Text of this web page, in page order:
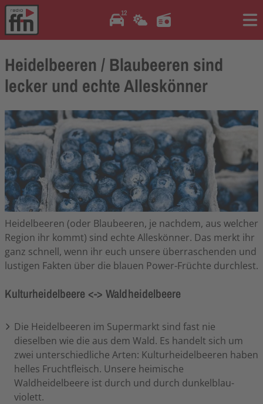
12
Heidelbeeren / Blaubeeren sind
lecker und echte Alleskönner
Heidelbeeren (oder Blaubeeren, je nachdem, aus welcher
Region ihr kommt) sind echte Alleskönner. Das merkt ihr
ganz schnell, wenn ihr euch unsere überraschenden und
lustigen Fakten über die blauen Power-Früchte durchlest.
Kulturheidelbeere <-> Waldheidelbeere
Die Heidelbeeren im Supermarkt sind fast nie
dieselben wie die aus dem Wald. Es handelt sich um
zwei unterschiedliche Arten: Kulturheidelbeeren haben
helles Fruchtfleisch. Unsere heimische
Waldheidelbeere ist durch und durch dunkelblau-
violett.